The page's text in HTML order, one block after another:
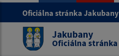
Oficiálna stránka Jakubany
Jakubany
Oficiálna stránka